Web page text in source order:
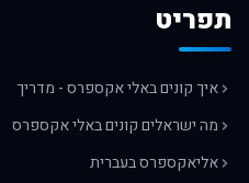
תפריט
איך קונים באלי אקספרס - מדריך
מה ישראלים קונים באלי אקספרס
אליאקספרס בעברית